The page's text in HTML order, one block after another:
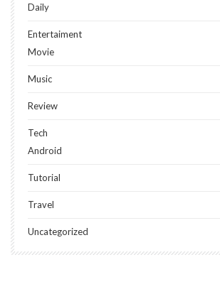
Daily
Entertaiment
Movie
Music
Review
Tech
Android
Tutorial
Travel
Uncategorized